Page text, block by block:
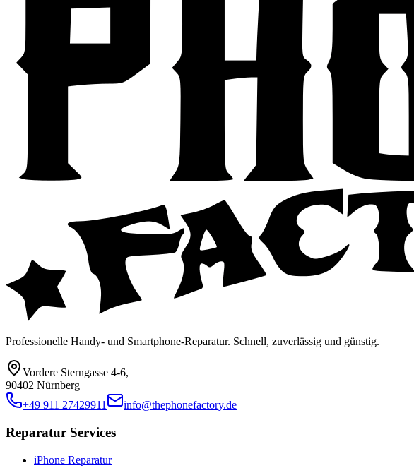
Professionelle Handy- und Smartphone-Reparatur. Schnell, zuverlässig und günstig.
Vordere Sterngasse 4-6,
90402 Nürnberg
+49 911 27429911
info@thephonefactory.de
Reparatur Services
iPhone Reparatur